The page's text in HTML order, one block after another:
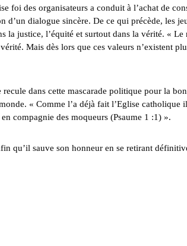
foi des organisateurs a conduit à l’achat de
dialogue sincère. De ce qui précède, les
la justice, l’équité et surtout dans la vérité. « Le
Mais dès lors que ces valeurs n’existent
dans cette mascarade politique pour la
« Comme l’a déjà fait l’Eglise catholique
compagnie des moqueurs (Psaume 1 :1) ».
qu’il sauve son honneur en se retirant